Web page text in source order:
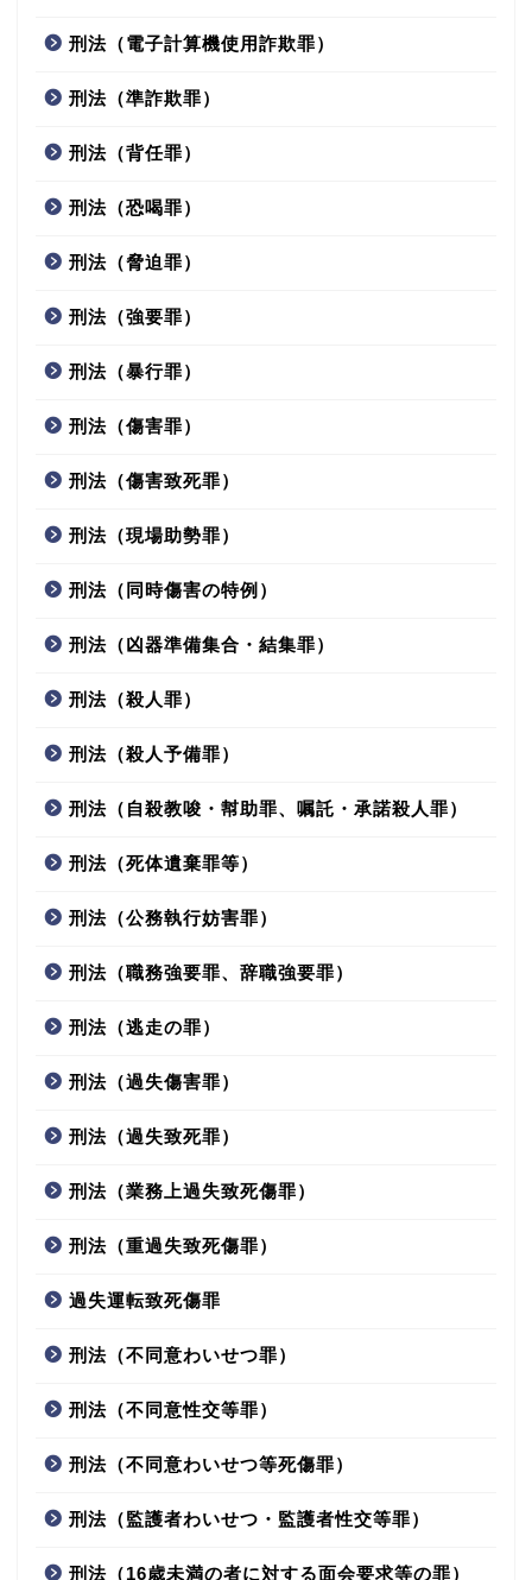
刑法（電子計算機使用詐欺罪）
刑法（準詐欺罪）
刑法（背任罪）
刑法（恐喝罪）
刑法（脅迫罪）
刑法（強要罪）
刑法（暴行罪）
刑法（傷害罪）
刑法（傷害致死罪）
刑法（現場助勢罪）
刑法（同時傷害の特例）
刑法（凶器準備集合・結集罪）
刑法（殺人罪）
刑法（殺人予備罪）
刑法（自殺教唆・幇助罪、嘱託・承諾殺人罪）
刑法（死体遺棄罪等）
刑法（公務執行妨害罪）
刑法（職務強要罪、辞職強要罪）
刑法（逃走の罪）
刑法（過失傷害罪）
刑法（過失致死罪）
刑法（業務上過失致死傷罪）
刑法（重過失致死傷罪）
過失運転致死傷罪
刑法（不同意わいせつ罪）
刑法（不同意性交等罪）
刑法（不同意わいせつ等死傷罪）
刑法（監護者わいせつ・監護者性交等罪）
刑法（16歳未満の者に対する面会要求等の罪）